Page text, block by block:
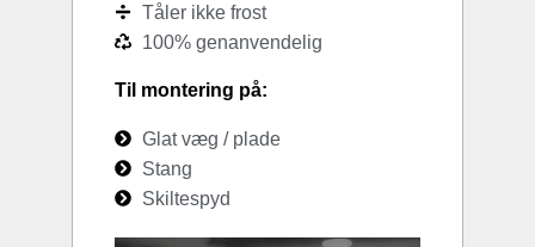
Tåler ikke frost
100% genanvendelig
Til montering på:
Glat væg / plade
Stang
Skiltespyd